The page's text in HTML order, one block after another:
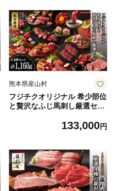
熊本県産山村
フジチクオリジナル 希少部位
と贅沢なふじ馬刺し厳選セッ
133,000円